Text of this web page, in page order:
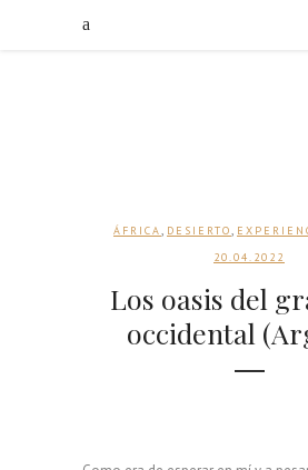
ÁFRICA, DESIERTO,
20.04.2022
Los oasis del
occidental